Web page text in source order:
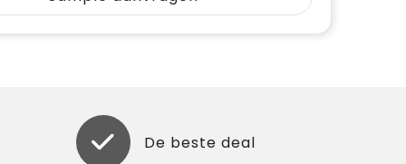
De beste deal